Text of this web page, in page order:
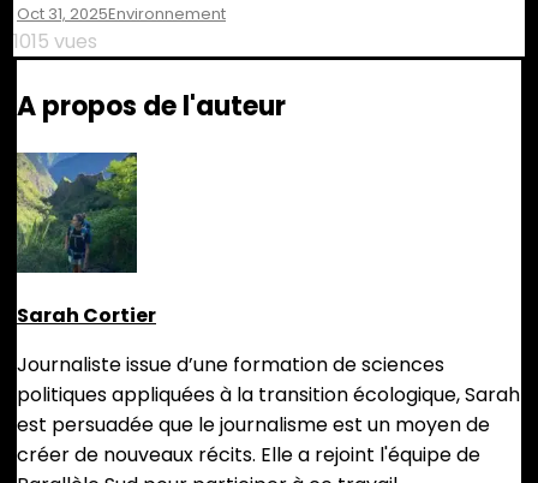
Oct 31, 2025Environnement
1015 vues
A propos de l'auteur
Sarah Cortier
Journaliste issue d’une formation de sciences
politiques appliquées à la transition écologique, Sarah
est persuadée que le journalisme est un moyen de
créer de nouveaux récits. Elle a rejoint l'équipe de